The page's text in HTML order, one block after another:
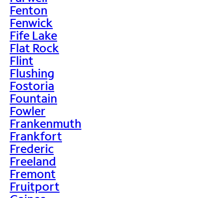
Fenton
Fenwick
Fife Lake
Flat Rock
Flint
Flushing
Fostoria
Fountain
Fowler
Frankenmuth
Frankfort
Frederic
Freeland
Fremont
Fruitport